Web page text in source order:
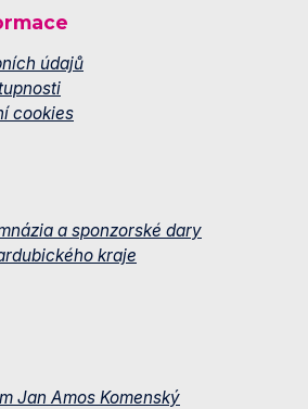
údajů
cookies
a sponzorské dary
kraje
Jan Amos Komenský